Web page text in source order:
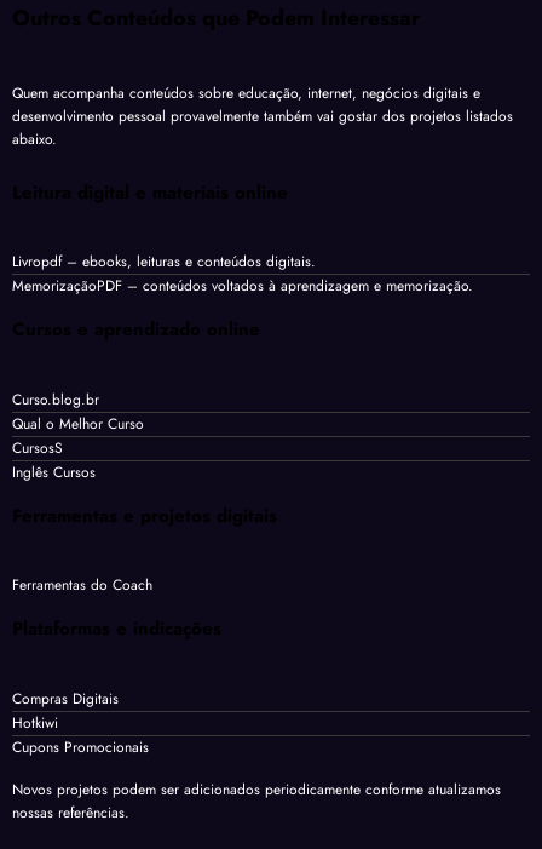
Outros Conteúdos que Podem Interessar
Quem acompanha conteúdos sobre educação, internet, negócios digitais e
desenvolvimento pessoal provavelmente também vai gostar dos projetos listados
abaixo.
Leitura digital e materiais online
Livropdf– ebooks, leituras e conteúdos digitais.
MemorizaçãoPDF – conteúdos voltados à aprendizagem e memorização.
Cursos e aprendizado online
Curso.blog.br
Qual o Melhor Curso
CursosS
Inglês Cursos
Ferramentas e projetos digitais
Ferramentas do Coach
Plataformas e indicações
Compras Digitais
Hotkiwi
Cupons Promocionais
Novos projetos podem ser adicionados periodicamente conforme atualizamos
nossas referências.